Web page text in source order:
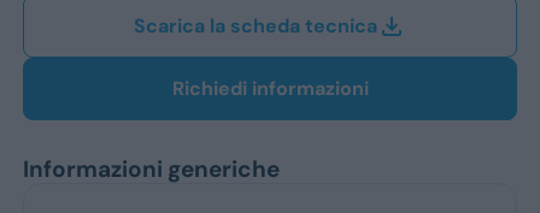
Renault
Ford
Scarica la scheda tecnica
Richiedi informazioni
Informazioni generiche